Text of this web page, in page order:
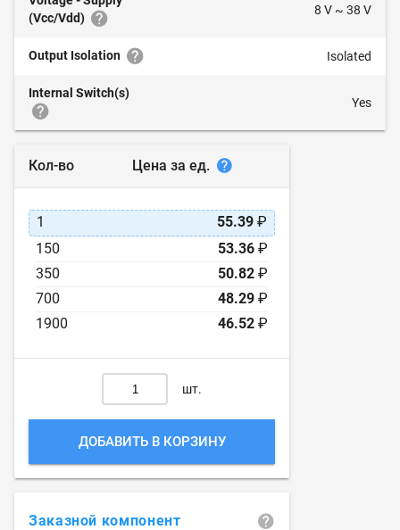
(Vcc/Vdd)
8 V ~ 38 V
Output Isolation Isolated
Internal Switch(s)
Yes
Кол-во Цена за ед.
1 55.39 ₽
150
53.36 ₽
350
50.82 ₽
700
48.29 ₽
1900
46.52 ₽
шт.
ДОБАВИТЬ В КОРЗИНУ
Заказной компонент